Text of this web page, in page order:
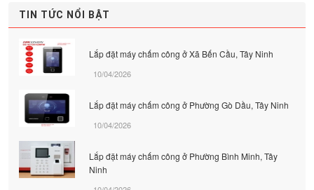
TIN TỨC NỔI BẬT
Lắp đặt máy chấm công ở Xã Bến Cầu, Tây Ninh
10/04/2026
Lắp đặt máy chấm công ở Phường Gò Dầu, Tây Ninh
10/04/2026
Lắp đặt máy chấm công ở Phường Bình Minh, Tây
Ninh